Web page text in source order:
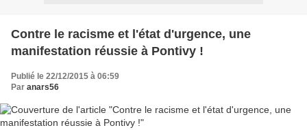
Contre le racisme et l'état d'urgence, une
manifestation réussie à Pontivy !
Publié le 22/12/2015 à 06:59
Par anars56